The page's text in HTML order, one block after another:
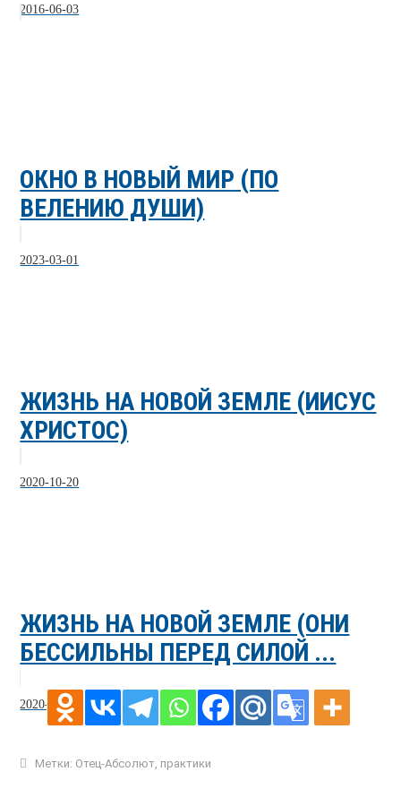
2016-06-03
ОКНО В НОВЫЙ МИР (ПО
ВЕЛЕНИЮ ДУШИ)
2023-03-01
ЖИЗНЬ НА НОВОЙ ЗЕМЛЕ (ИИСУС
ХРИСТОС)
2020-10-20
ЖИЗНЬ НА НОВОЙ ЗЕМЛЕ (ОНИ
БЕССИЛЬНЫ ПЕРЕД СИЛОЙ ...
2020-08-26
Метки: Отец-Абсолют практики